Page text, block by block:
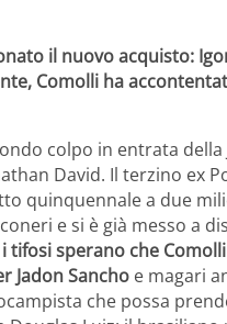
il nuovo acquisto:
Comolli ha
colpo in entrata della
David. Il terzino ex
quinquennale a due
e si è già messo a
tifosi sperano che
Jadon Sancho e magari
che possa